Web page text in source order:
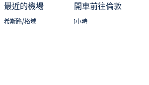
最近的機場
希斯路/格域​
開車前往倫敦
1小時